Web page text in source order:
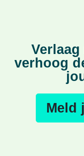
verhoog
Meld